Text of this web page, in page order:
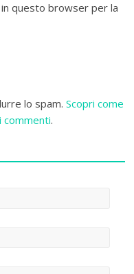
questo browser per la
lo spam.Scopri come
commenti.